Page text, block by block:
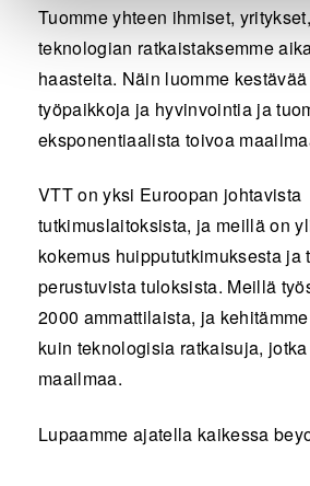
Tuomme yhteen ihmiset,
teknologian ratkaistaksemme
haasteita. Näin luomme
työpaikkoja ja hyvinvointia ja
eksponentiaalista toivoa
VTT on yksi Euroopan johtavista
tutkimuslaitoksista, ja meillä on
kokemus huippututkimuksesta ja
perustuvista tuloksista. Meillä
2000 ammattilaista, ja
kuin teknologisia ratkaisuja,
maailmaa.
Lupaamme ajatella kaikessa